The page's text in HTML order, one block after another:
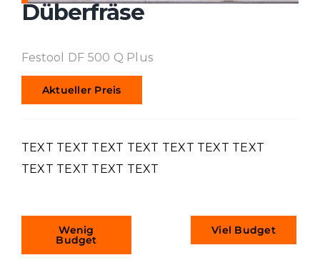
Düberfräse
Festool DF 500 Q Plus
Aktueller Preis
TEXT TEXT TEXT TEXT TEXT TEXT TEXT
TEXT TEXT TEXT TEXT
Wenig
Budget
Viel Budget